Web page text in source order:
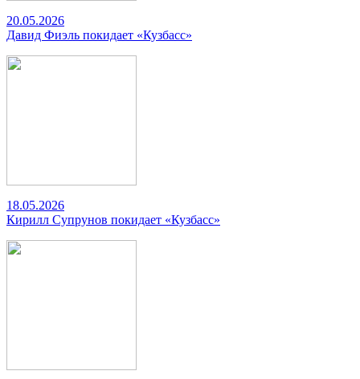
20.05.2026
Давид Фиэль покидает «Кузбасс»
18.05.2026
Кирилл Супрунов покидает «Кузбасс»